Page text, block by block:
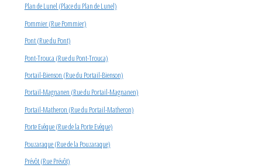
Plan de Lunel (Place du Plan de Lunel)
Pommier (Rue Pommier)
Pont (Rue du Pont)
Pont-Trouca (Rue du Pont-Trouca)
Portail-Bienson (Rue du Portail-Bienson)
Portail-Magnanen (Rue du Portail-Magnanen)
Portail-Matheron (Rue du Portail-Matheron)
Porte Evêque (Rue de la Porte Evêque)
Pouzaraque (Rue de la Pouzaraque)
Prévôt (Rue Prévôt)